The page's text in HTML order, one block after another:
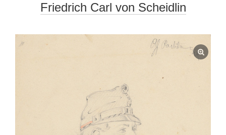
Friedrich Carl von Scheidlin